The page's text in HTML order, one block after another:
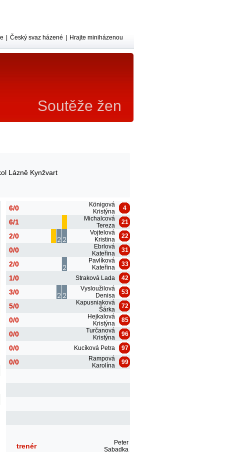
Soutěže žen
Český svaz házené Hrajte miniházenou
Lázně Kynžvart
6/0
Königová
Kristýna
4
6/1
Michalcová
Tereza
21
2/0
Vojtelová
Kristina
22
0/0
Ebrlová
Kateřina
31
2/0
Pavlíková
Kateřina
33
1/0 Straková Lada 42
3/0
Vysloužilová
Denisa
53
5/0
Kapusniaková
Šárka
72
0/0
Hejkalová
Kristýna
85
0/0
Turčanová
Kristýna
96
0/0 Kucíková Petra 97
0/0
Rampová
Karolína
99
trenér
Peter
Sabadka